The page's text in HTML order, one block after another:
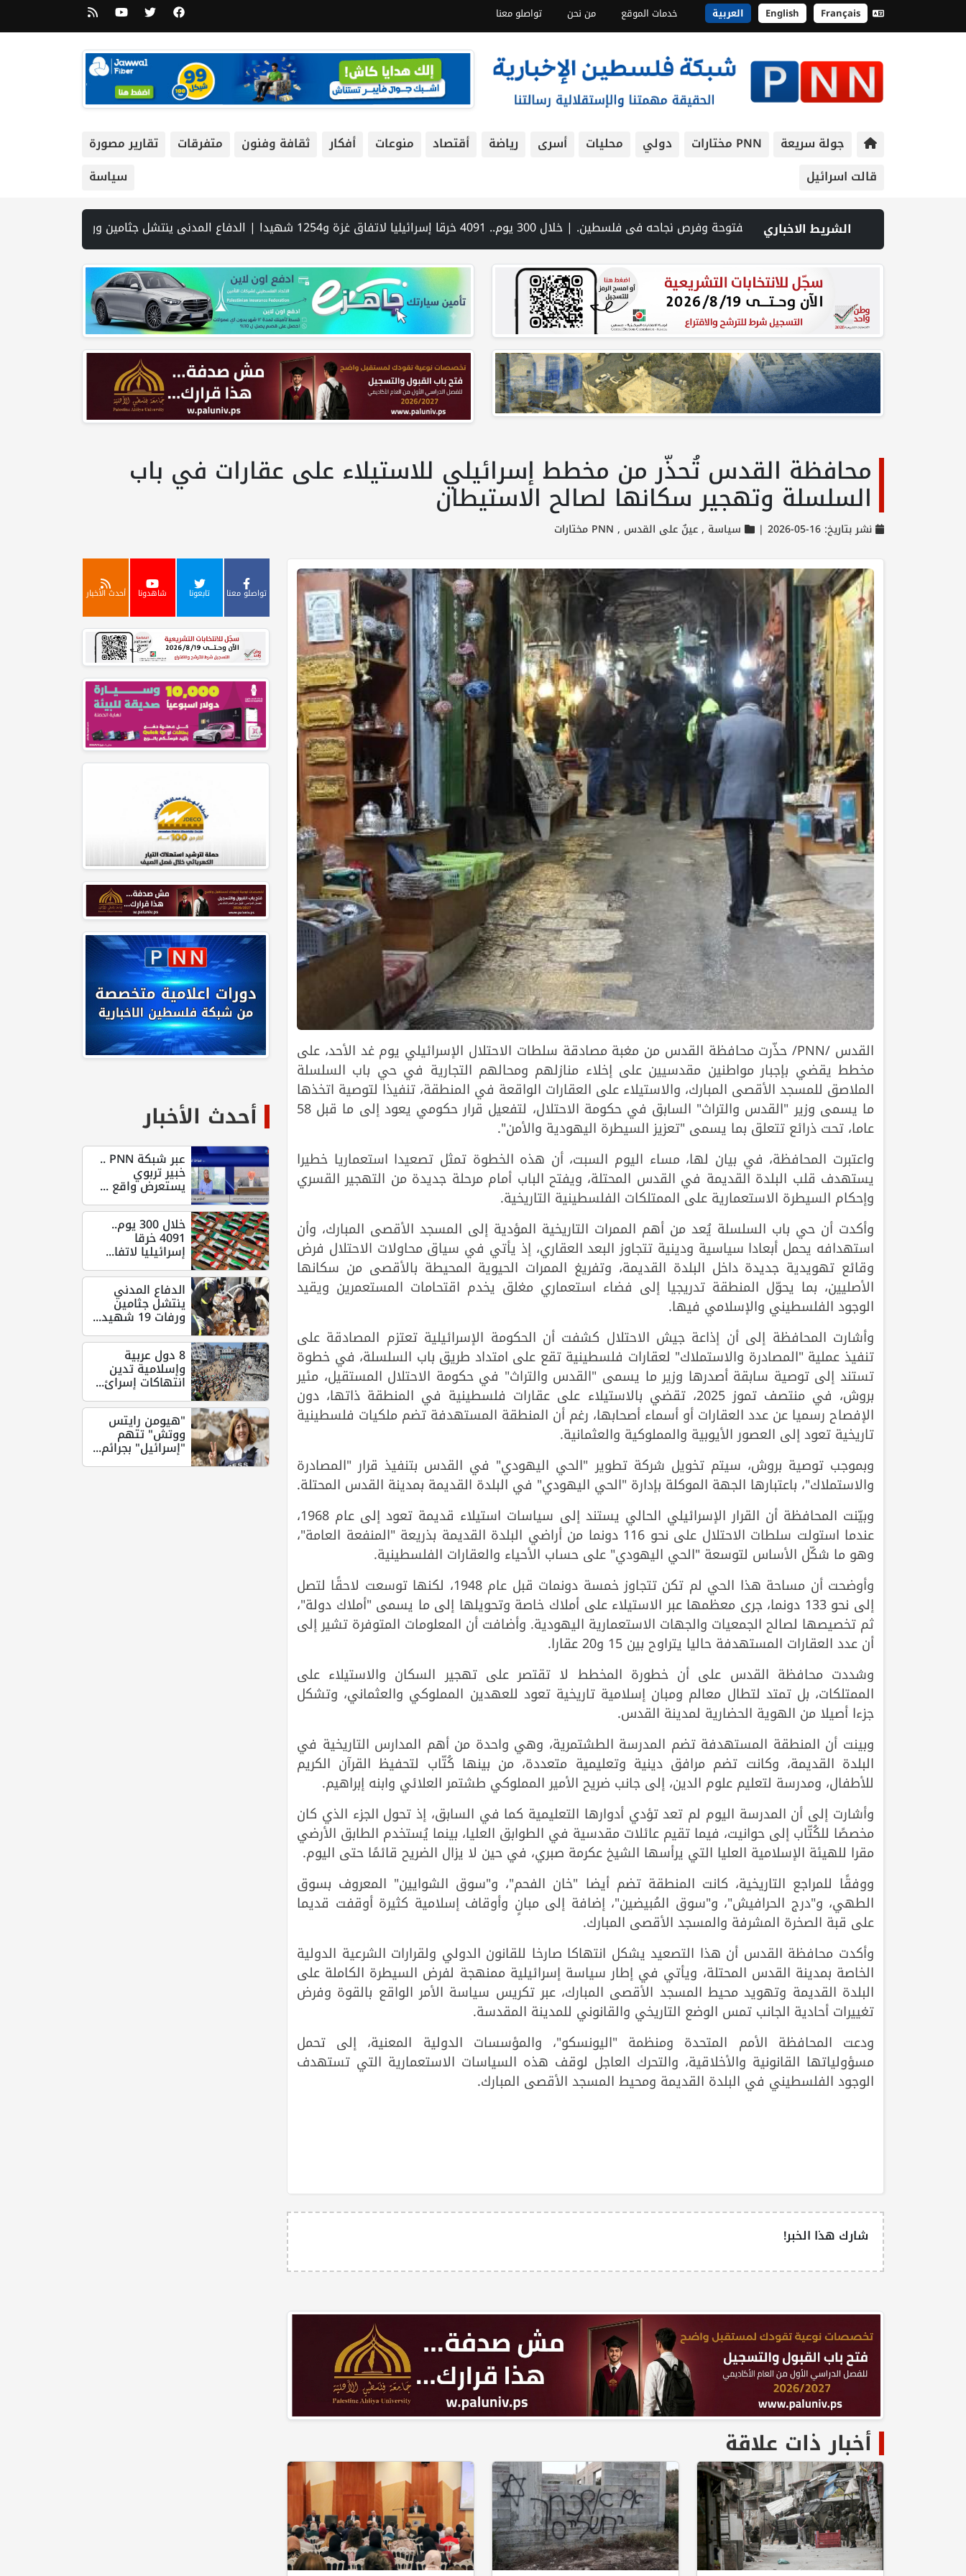
English Français العربية خدمات الموقع من نحن تواصلو معنا
جولة سريعة PNN مختارات دولي محليات أسرى رياضة أقتصاد منوعات أفكار ثقافة وفنون متفرقات
تقارير مصورة
قالت اسرائيل
سياسة
الشريط الاخباري
محافظة القدس تُحذّر من مخطط إسرائيلي للاستيلاء على عقارات في باب
السلسلة وتهجير سكانها لصالح الاستيطان
نشر بتاريخ: 16-05-2026 | سياسة ,عينٌ على القدس , PNN مختارات
القدس /PNN/ حذّرت محافظة القدس من مغبة مصادقة سلطات الاحتلال الإسرائيلي يوم غد الأحد، على
مخطط يقضي بإجبار مواطنين مقدسيين على إخلاء منازلهم ومحالهم التجارية في حي باب السلسلة
الملاصق للمسجد الأقصى المبارك، والاستيلاء على العقارات الواقعة في المنطقة، تنفيذا لتوصية اتخذها
ما يسمى وزير "القدس والتراث" السابق في حكومة الاحتلال، لتفعيل قرار حكومي يعود إلى ما قبل 58
عاما، تحت ذرائع تتعلق بما يسمى "تعزيز السيطرة اليهودية والأمن".
واعتبرت المحافظة، في بيان لها، مساء اليوم السبت، أن هذه الخطوة تمثل تصعيدا استعماريا خطيرا
يستهدف قلب البلدة القديمة في القدس المحتلة، ويفتح الباب أمام مرحلة جديدة من التهجير القسري
وإحكام السيطرة الاستعمارية على الممتلكات الفلسطينية التاريخية.
وأكدت أن حي باب السلسلة يُعد من أهم الممرات التاريخية المؤدية إلى المسجد الأقصى المبارك، وأن
استهدافه يحمل أبعادا سياسية ودينية تتجاوز البعد العقاري، إذ يأتي في سياق محاولات الاحتلال فرض
وقائع تهويدية جديدة داخل البلدة القديمة، وتفريغ الممرات الحيوية المحيطة بالأقصى من سكانها
الأصليين، بما يحوّل المنطقة تدريجيا إلى فضاء استعماري مغلق يخدم اقتحامات المستعمرين ويقيد
الوجود الفلسطيني والإسلامي فيها.
وأشارت المحافظة إلى أن إذاعة جيش الاحتلال كشفت أن الحكومة الإسرائيلية تعتزم المصادقة على
تنفيذ عملية "المصادرة والاستملاك" لعقارات فلسطينية تقع على امتداد طريق باب السلسلة، في خطوة
تستند إلى توصية سابقة أصدرها وزير ما يسمى "القدس والتراث" في حكومة الاحتلال المستقيل، مئير
بروش، في منتصف تموز 2025، تقضي بالاستيلاء على عقارات فلسطينية في المنطقة ذاتها، دون
الإفصاح رسميا عن عدد العقارات أو أسماء أصحابها، رغم أن المنطقة المستهدفة تضم ملكيات فلسطينية
تاريخية تعود إلى العصور الأيوبية والمملوكية والعثمانية.
وبموجب توصية بروش، سيتم تخويل شركة تطوير "الحي اليهودي" في القدس بتنفيذ قرار "المصادرة
والاستملاك"، باعتبارها الجهة الموكلة بإدارة "الحي اليهودي" في البلدة القديمة بمدينة القدس المحتلة.
وبيّنت المحافظة أن القرار الإسرائيلي الحالي يستند إلى سياسات استيلاء قديمة تعود إلى عام 1968،
عندما استولت سلطات الاحتلال على نحو 116 دونما من أراضي البلدة القديمة بذريعة "المنفعة العامة"،
وهو ما شكّل الأساس لتوسعة "الحي اليهودي" على حساب الأحياء والعقارات الفلسطينية.
وأوضحت أن مساحة هذا الحي لم تكن تتجاوز خمسة دونمات قبل عام 1948، لكنها توسعت لاحقًا لتصل
إلى نحو 133 دونما، جرى معظمها عبر الاستيلاء على أملاك خاصة وتحويلها إلى ما يسمى "أملاك دولة"،
ثم تخصيصها لصالح الجمعيات والجهات الاستعمارية اليهودية. وأضافت أن المعلومات المتوفرة تشير إلى
أن عدد العقارات المستهدفة حاليا يتراوح بين 15 و20 عقارا.
وشددت محافظة القدس على أن خطورة المخطط لا تقتصر على تهجير السكان والاستيلاء على
الممتلكات، بل تمتد لتطال معالم ومبان إسلامية تاريخية تعود للعهدين المملوكي والعثماني، وتشكل
جزءا أصيلا من الهوية الحضارية لمدينة القدس.
وبينت أن المنطقة المستهدفة تضم المدرسة الطشتمرية، وهي واحدة من أهم المدارس التاريخية في
البلدة القديمة، وكانت تضم مرافق دينية وتعليمية متعددة، من بينها كُتّاب لتحفيظ القرآن الكريم
للأطفال، ومدرسة لتعليم علوم الدين، إلى جانب ضريح الأمير المملوكي طشتمر العلائي وابنه إبراهيم.
وأشارت إلى أن المدرسة اليوم لم تعد تؤدي أدوارها التعليمية كما في السابق، إذ تحول الجزء الذي كان
مخصصًا للكُتّاب إلى حوانيت، فيما تقيم عائلات مقدسية في الطوابق العليا، بينما يُستخدم الطابق الأرضي
مقرا للهيئة الإسلامية العليا التي يرأسها الشيخ عكرمة صبري، في حين لا يزال الضريح قائمًا حتى اليوم.
ووفقًا للمراجع التاريخية، كانت المنطقة تضم أيضا "خان الفحم"، و"سوق الشوايين" المعروف بسوق
الطهي، و"درج الحرافيش"، و"سوق المُبيضين"، إضافة إلى مبانٍ وأوقاف إسلامية كثيرة أوقفت قديما
على قبة الصخرة المشرفة والمسجد الأقصى المبارك.
وأكدت محافظة القدس أن هذا التصعيد يشكل انتهاكا صارخا للقانون الدولي ولقرارات الشرعية الدولية
الخاصة بمدينة القدس المحتلة، ويأتي في إطار سياسة إسرائيلية ممنهجة لفرض السيطرة الكاملة على
البلدة القديمة وتهويد محيط المسجد الأقصى المبارك، عبر تكريس سياسة الأمر الواقع بالقوة وفرض
تغييرات أحادية الجانب تمس الوضع التاريخي والقانوني للمدينة المقدسة.
ودعت المحافظة الأمم المتحدة ومنظمة "اليونسكو"، والمؤسسات الدولية المعنية، إلى تحمل
مسؤولياتها القانونية والأخلاقية، والتحرك العاجل لوقف هذه السياسات الاستعمارية التي تستهدف
الوجود الفلسطيني في البلدة القديمة ومحيط المسجد الأقصى المبارك.
شارك هذا الخبر!
أخبار ذات علاقة
تواصلو معنا تابعونا شاهدونا أحدث الأخبار
أحدث الأخبار
عبر شبكة PNN ..
خبير تربوي
يستعرض واقع ...
خلال 300 يوم..
4091 خرقا
إسرائيليا لاتفا...
الدفاع المدني
ينتشل جثامين
ورفات 19 شهيد...
8 دول عربية
وإسلامية تدين
انتهاكات إسرائ...
"هيومن رايتس
ووتش" تتهم
"إسرائيل" بجرائم...